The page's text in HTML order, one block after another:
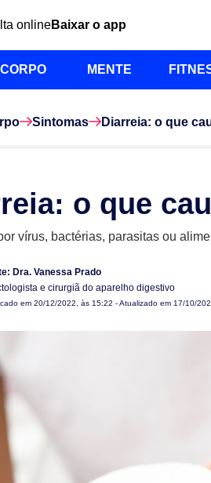
onlineBaixar o app
CORPO MENTE
Sintomas Diarreia: o que
o que
vírus, bactérias, parasitas ou
Dra. Vanessa Prado
e cirurgiã do aparelho digestivo
em 20/12/2022, às 15:22 - Atualizado em 17/10/